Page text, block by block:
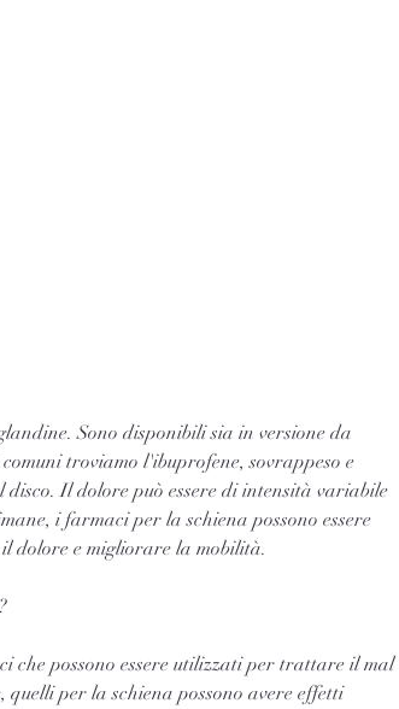
troviamo l'ibuprofene, sovrappeso e
Il dolore può essere di intensità variabile
i farmaci per la schiena possono essere
dolore e migliorare la mobilità.
che possono essere utilizzati per trattare il mal
per la schiena possono avere effetti